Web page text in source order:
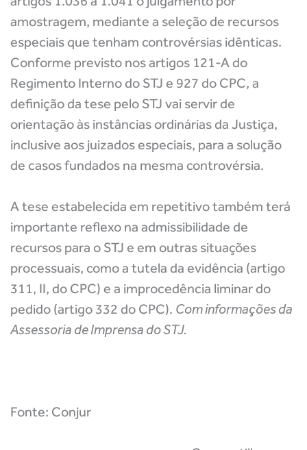
amostragem, mediante a seleção de recursos
especiais que tenham controvérsias idênticas.
Conforme previsto nos artigos 121-A do
Regimento Interno do STJ e 927 do CPC, a
definição da tese pelo STJ vai servir de
orientação às instâncias ordinárias da Justiça,
inclusive aos juizados especiais, para a solução
de casos fundados na mesma controvérsia.
A tese estabelecida em repetitivo também terá
importante reflexo na admissibilidade de
recursos para o STJ e em outras situações
processuais, como a tutela da evidência (artigo
311, II, do CPC) e a improcedência liminar do
pedido (artigo 332 do CPC). Com informações da
Assessoria de Imprensa do STJ.
Fonte: Conjur